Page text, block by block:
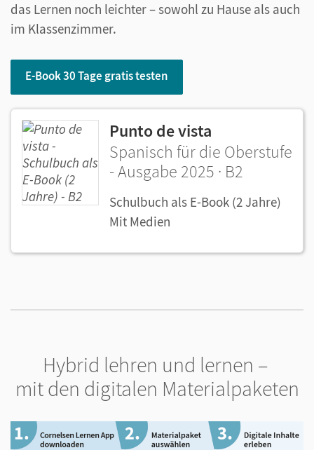
das Lernen noch leichter – sowohl zu Hause als auch
im Klassenzimmer.
E-Book 30 Tage gratis testen
Punto de vista
Spanisch für die Oberstufe
- Ausgabe 2025 · B2
Schulbuch als E-Book (2 Jahre)
Mit Medien
Hybrid lehren und lernen –
mit den digitalen Materialpaketen